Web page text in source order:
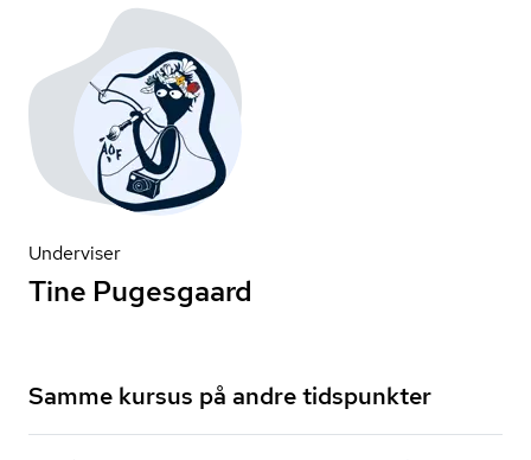
Underviser
Tine Pugesgaard
Samme kursus på andre tidspunkter